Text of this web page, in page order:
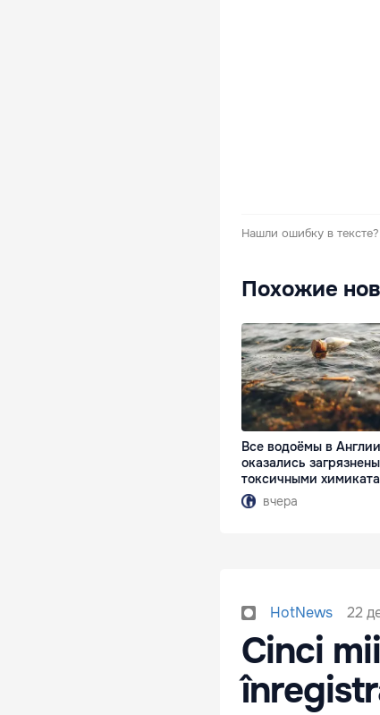
Нашли ошибку в тексте?
Похожие
Все водоёмы в Англии
оказались загрязнены
токсичными
вчера
HotNews 22
Cinci